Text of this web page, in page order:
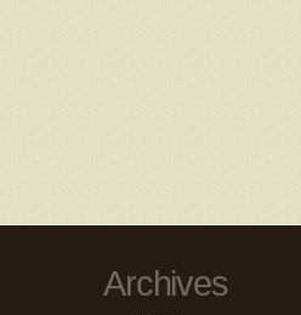
Archives